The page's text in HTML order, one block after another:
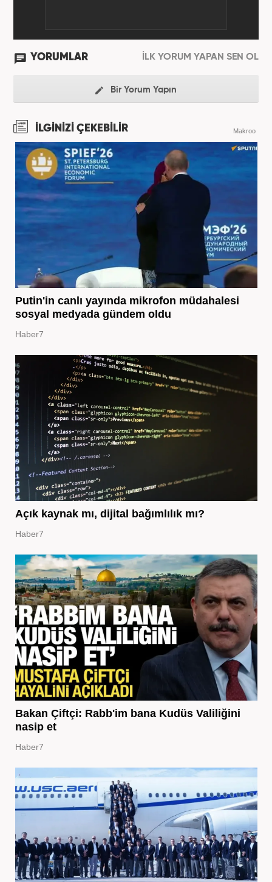
YORUMLAR İLK YORUM YAPAN SEN OL
Bir Yorum Yapın
İLGİNİZİ ÇEKEBİLİR Makroo
Putin'in canlı yayında mikrofon müdahalesi
sosyal medyada gündem oldu
Haber7
Açık kaynak mı, dijital bağımlılık mı?
Haber7
Bakan Çiftçi: Rabb'im bana Kudüs Valiliğini
nasip et
Haber7